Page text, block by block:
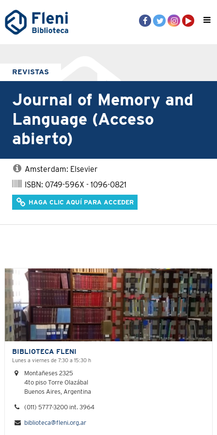
REVISTAS
Journal of Memory and
Language (Acceso
abierto)
Amsterdam: Elsevier
ISBN: 0749-596X - 1096-0821
HAGA CLIC AQUÍ PARA ACCEDER
BIBLIOTECA FLENI
Lunes a viernes de 7:30 a 15:30 h
Montañeses 2325
4to piso Torre Olazábal
Buenos Aires, Argentina
(011) 5777-3200 int. 3964
biblioteca@fleni.org.ar